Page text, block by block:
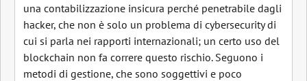
una contabilizzazione insicura perché penetrabile dagli
hacker, che non è solo un problema di cybersecurity di
cui si parla nei rapporti internazionali; un certo uso del
blockchain non fa correre questo rischio. Seguono i
metodi di gestione, che sono soggettivi e poco